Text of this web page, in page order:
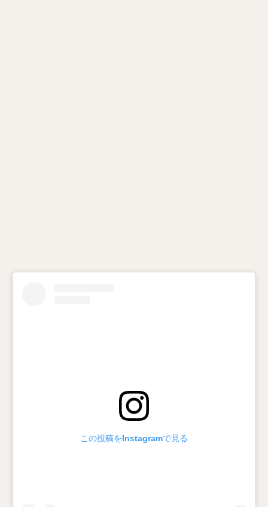
この投稿をInstagramで見る